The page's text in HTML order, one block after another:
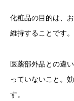
化粧品の目的は、
維持することです。
医薬部外品との違
っていないこと。
す。